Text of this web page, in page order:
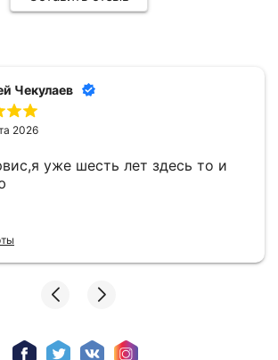
Чекулаев
2026
уже шесть лет здесь то и